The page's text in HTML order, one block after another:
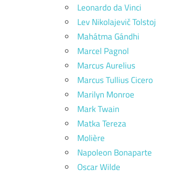
Leonardo da Vinci
Lev Nikolajevič Tolstoj
Mahátma Gándhi
Marcel Pagnol
Marcus Aurelius
Marcus Tullius Cicero
Marilyn Monroe
Mark Twain
Matka Tereza
Molière
Napoleon Bonaparte
Oscar Wilde